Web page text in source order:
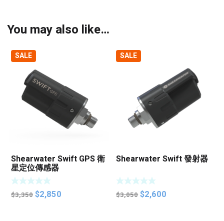
You may also like…
SALE
Shearwater Swift GPS 衛
星定位傳感器
$3,350 Original
$2,850
SALE
Shearwater Swift 發射器
$3,050Original
$2,600